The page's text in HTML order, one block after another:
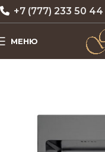
+7 (777) 233 50 44
МЕНЮ